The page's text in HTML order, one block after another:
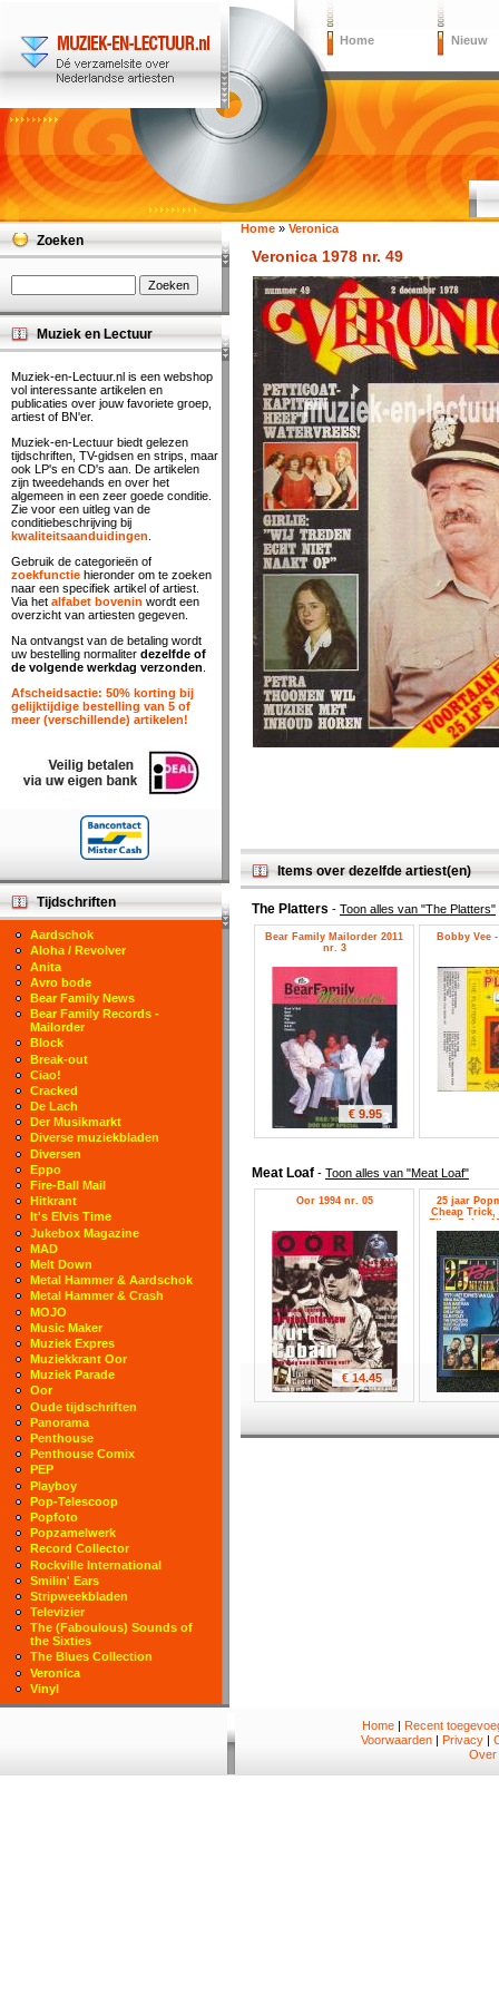
Home Nieuw
Home » Veronica
Veronica 1978 nr. 49
Items over dezelfde artiest(en)
The Platters - Toon alles van "The Platters"
Bear Family Mailorder 2011
nr. 3
€ 9.95
Bobby Vee
Meat Loaf - Toon alles van "Meat Loaf"
Oor 1994 nr. 05
€ 14.45
25 jaar
Cheap Trick,
Ellen Foley,
Hagen, The
Zoeken
Muziek en Lectuur
Muziek-en-Lectuur.nl is een webshop
vol interessante artikelen en
publicaties over jouw favoriete groep,
artiest of BN'er.
Muziek-en-Lectuur biedt gelezen
tijdschriften, TV-gidsen en strips, maar
ook LP's en CD's aan. De artikelen
zijn tweedehands en over het
algemeen in een zeer goede conditie.
Zie voor een uitleg van de
conditiebeschrijving bij
kwaliteitsaanduidingen
Gebruik de categorieën of
zoekfunctie hieronder om te zoeken
naar een specifiek artikel of artiest.
Via het alfabet bovenin wordt een
overzicht van artiesten gegeven.
Na ontvangst van de betaling wordt
uw bestelling normaliter dezelfde of
de volgende werkdag verzonden
Afscheidsactie: 50% korting bij
gelijktijdige bestelling van 5 of
meer (verschillende) artikelen!
Tijdschriften
Aardschok
Aloha / Revolver
Anita
Avro bode
Bear Family News
Bear Family Records -
Mailorder
Block
Break-out
Ciao!
Cracked
De Lach
Der Musikmarkt
Diverse muziekbladen
Diversen
Eppo
Fire-Ball Mail
Hitkrant
It's Elvis Time
Jukebox Magazine
MAD
Melt Down
Metal Hammer & Aardschok
Metal Hammer & Crash
MOJO
Music Maker
Muziek Expres
Muziekkrant Oor
Muziek Parade
Oor
Oude tijdschriften
Panorama
Penthouse
Penthouse Comix
PEP
Playboy
Pop-Telescoop
Popfoto
Popzamelwerk
Record Collector
Rockville International
Smilin' Ears
Stripweekbladen
Televizier
The (Faboulous) Sounds of
the Sixties
The Blues Collection
Veronica
Vinyl
Home| Recent
Voorwaarden | Privacy |
Over